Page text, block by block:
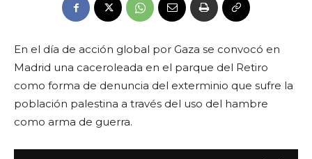
En el día de acción global por Gaza se convocó en
Madrid una caceroleada en el parque del Retiro
como forma de denuncia del exterminio que sufre la
población palestina a través del uso del hambre
como arma de guerra.